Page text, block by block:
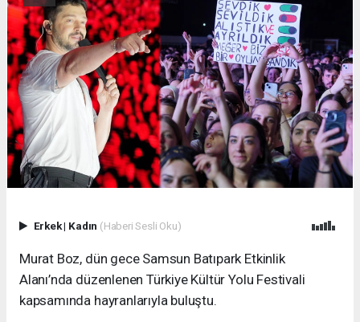
Erkek| Kadın (Haberi Sesli Oku)
Murat Boz, dün gece Samsun Batıpark Etkinlik
Alanı’nda düzenlenen Türkiye Kültür Yolu Festivali
kapsamında hayranlarıyla buluştu.